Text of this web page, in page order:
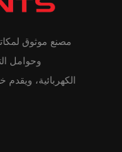
مصنع موثوق
وحوامل
الكهربائية،